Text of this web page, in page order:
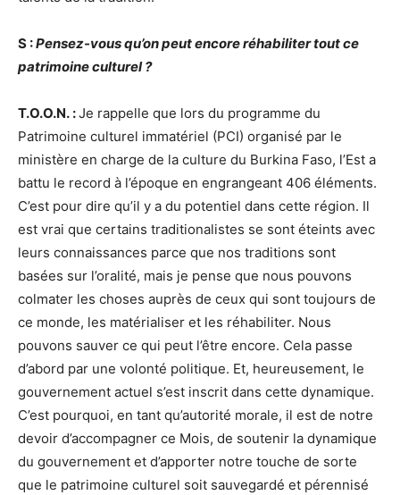
S :Pensez-vous qu’on peut encore réhabiliter tout ce
patrimoine culturel ?
T.O.O.N. :Je rappelle que lors du programme du
Patrimoine culturel immatériel (PCI) organisé par le
ministère en charge de la culture du Burkina Faso, l’Est a
battu le record à l’époque en engrangeant 406 éléments.
C’est pour dire qu’il y a du potentiel dans cette région. Il
est vrai que certains traditionalistes se sont éteints avec
leurs connaissances parce que nos traditions sont
basées sur l’oralité, mais je pense que nous pouvons
colmater les choses auprès de ceux qui sont toujours de
ce monde, les matérialiser et les réhabiliter. Nous
pouvons sauver ce qui peut l’être encore. Cela passe
d’abord par une volonté politique. Et, heureusement, le
gouvernement actuel s’est inscrit dans cette dynamique.
C’est pourquoi, en tant qu’autorité morale, il est de notre
devoir d’accompagner ce Mois, de soutenir la dynamique
du gouvernement et d’apporter notre touche de sorte
que le patrimoine culturel soit sauvegardé et pérennisé